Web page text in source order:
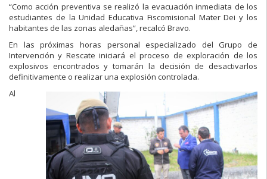
“Como acción preventiva se realizó la evacuación inmediata de los
estudiantes de la Unidad Educativa Fiscomisional Mater Dei y los
habitantes de las zonas aledañas”, recalcó Bravo.
En las próximas horas personal especializado del Grupo de
Intervención y Rescate iniciará el proceso de exploración de los
explosivos encontrados y tomarán la decisión de desactivarlos
definitivamente o realizar una explosión controlada.
Al